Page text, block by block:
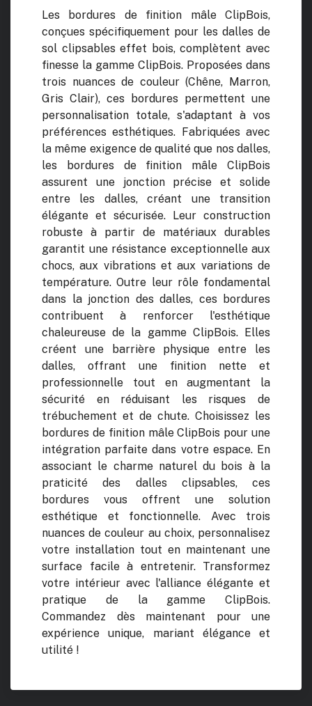
Les bordures de finition mâle ClipBois,
conçues spécifiquement pour les dalles de
sol clipsables effet bois, complètent avec
finesse la gamme ClipBois. Proposées dans
trois nuances de couleur (Chêne, Marron,
Gris Clair), ces bordures permettent une
personnalisation totale, s'adaptant à vos
préférences esthétiques. Fabriquées avec
la même exigence de qualité que nos dalles,
les bordures de finition mâle ClipBois
assurent une jonction précise et solide
entre les dalles, créant une transition
élégante et sécurisée. Leur construction
robuste à partir de matériaux durables
garantit une résistance exceptionnelle aux
chocs, aux vibrations et aux variations de
température. Outre leur rôle fondamental
dans la jonction des dalles, ces bordures
contribuent à renforcer l'esthétique
chaleureuse de la gamme ClipBois. Elles
créent une barrière physique entre les
dalles, offrant une finition nette et
professionnelle tout en augmentant la
sécurité en réduisant les risques de
trébuchement et de chute. Choisissez les
bordures de finition mâle ClipBois pour une
intégration parfaite dans votre espace. En
associant le charme naturel du bois à la
praticité des dalles clipsables, ces
bordures vous offrent une solution
esthétique et fonctionnelle. Avec trois
nuances de couleur au choix, personnalisez
votre installation tout en maintenant une
surface facile à entretenir. Transformez
votre intérieur avec l'alliance élégante et
pratique de la gamme ClipBois.
Commandez dès maintenant pour une
expérience unique, mariant élégance et
utilité !